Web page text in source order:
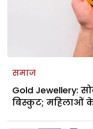
समाज
Gold Jewellery:
बिस्कुट; महिलाओं